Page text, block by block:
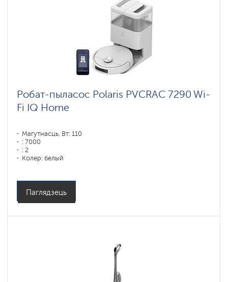
Робат-пыласос Polaris PVCRAC 7290 Wi-
Fi IQ Home
Магутнасць, Вт: 110
: 7000
: 2
Колер: белый
Паглядзець